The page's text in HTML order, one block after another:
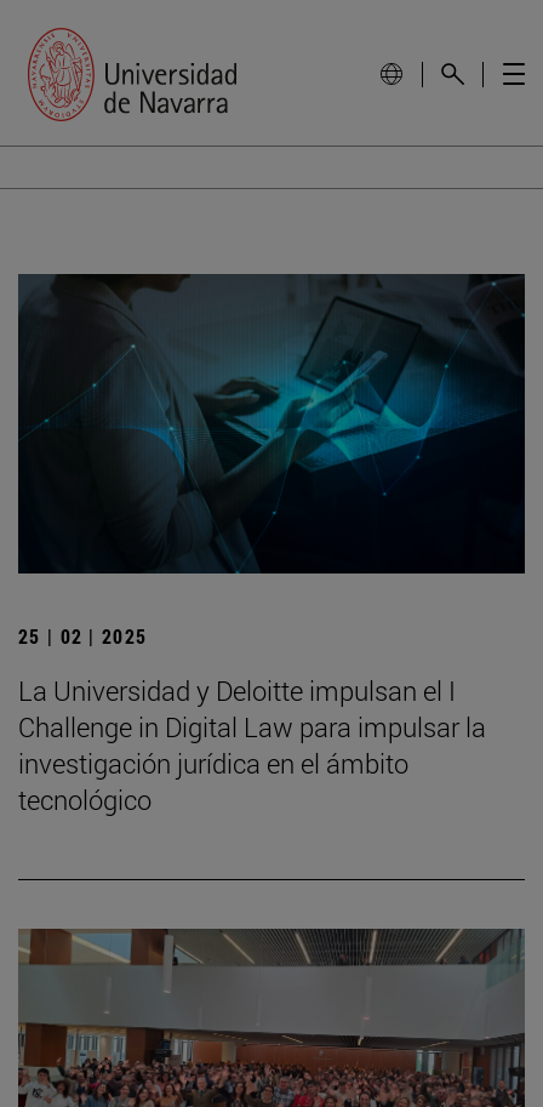
25 | 02 | 2025
La Universidad y Deloitte impulsan el I
Challenge in Digital Law para impulsar la
investigación jurídica en el ámbito
tecnológico